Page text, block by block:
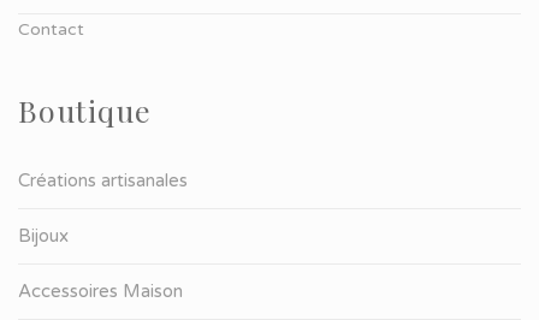
Contact
Boutique
Créations artisanales
Bijoux
Accessoires Maison